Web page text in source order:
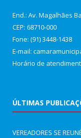
End.: Av. Magalhães
CEP: 68710-000
Fone: (91) 3448-1438
E-mail:
Horário de
ÚLTIMAS
VEREADORES SE